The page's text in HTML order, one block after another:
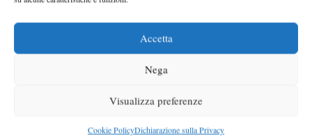
Accetta
Nega
Visualizza preferenze
Cookie PolicyDichiarazione sulla Privacy